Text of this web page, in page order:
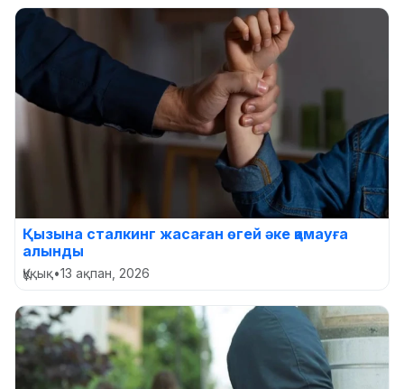
Қызына сталкинг жасаған өгей әке қамауға
алынды
Құқық•13 ақпан, 2026